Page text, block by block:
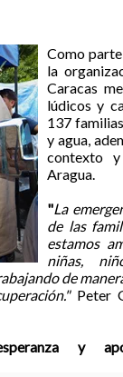
Como
la
Caracas
lúdicos y
137
y agua,
contexto
Aragua.
"La
de las
estamos
niñas,
de
Peter
y